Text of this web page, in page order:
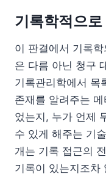
기록학적으로
이 판결에서 기록
은 다름 아닌 청구
기록관리학에서 목
존재를 알려주는
었는지, 누가 언제
수 있게 해주는 기
개는 기록 접근의
기록이 있는지조차